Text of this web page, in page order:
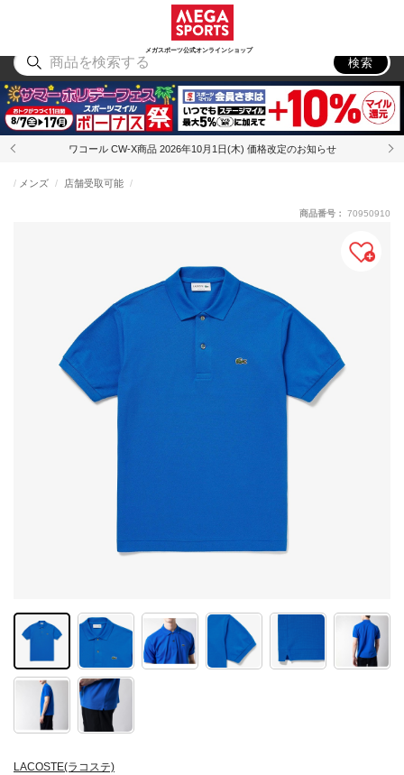
メガスポーツ公式オンラインショップ
アウトドア
検索
ワコール CW-X商品 2026年10月1日(木) 価格改定のお知らせ
LACOSTE(ラコステ)
メンズ 店舗受取可能
商品番号： 70950910